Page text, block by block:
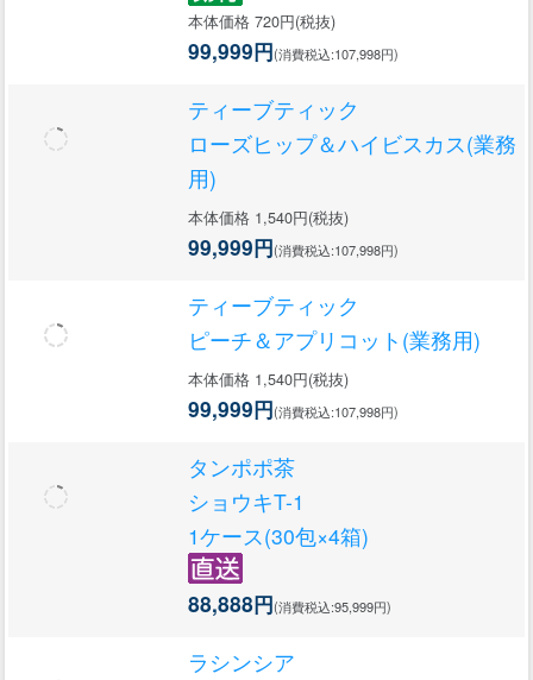
本体価格 720円(税抜)
99,999円(消費税込:107,998円)
ティーブティック
ローズヒップ＆ハイビスカス(業務
用)
本体価格 1,540円(税抜)
99,999円(消費税込:107,998円)
ティーブティック
ピーチ＆アプリコット(業務用)
本体価格 1,540円(税抜)
99,999円(消費税込:107,998円)
タンポポ茶
ショウキT-1
1ケース(30包×4箱)
88,888円(消費税込:95,999円)
ラシンシア